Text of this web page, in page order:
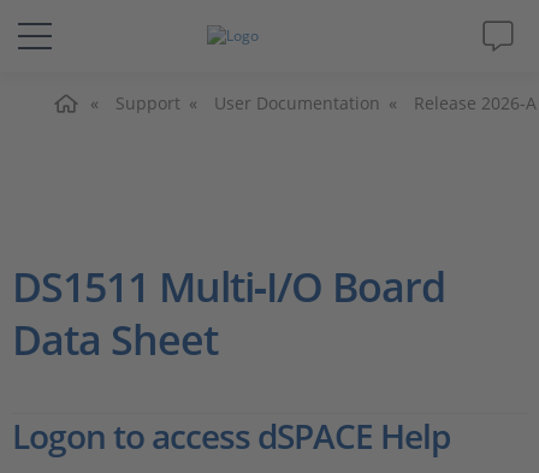
Lösungen & Produkte
Karriere
Support User Documentation Release 2026-A
DS1511 Multi‑I/O Board
Data Sheet
Logon to access dSPACE Help